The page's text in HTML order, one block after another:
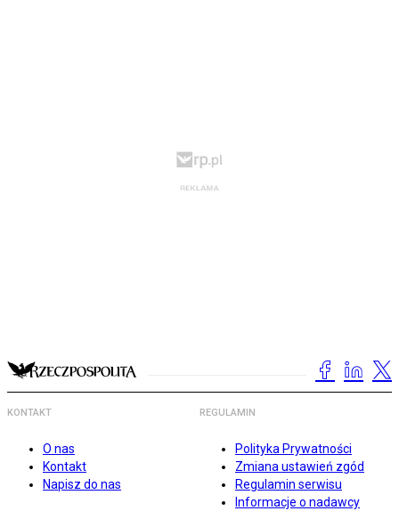
KONTAKT
O nas
Kontakt
Napisz do nas
REGULAMIN
Polityka Prywatności
Zmiana ustawień zgód
Regulamin serwisu
Informacje o nadawcy